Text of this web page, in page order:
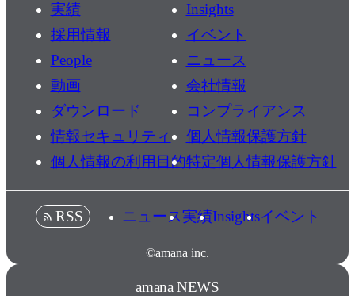
実績
Insights
採用情報
イベント
People
ニュース
動画
会社情報
ダウンロード
コンプライアンス
情報セキュリティ
個人情報保護方針
個人情報の利用目的特定個人情報保護方針
©amana inc.
RSS ニュース実績Insightsイベント
amana NEWS